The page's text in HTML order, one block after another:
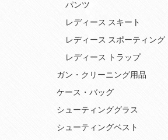
パンツ
レディース スキート
レディース スポーティング
レディース トラップ
ガン・クリーニング用品
ケース・バッグ
シューティンググラス
シューティングベスト